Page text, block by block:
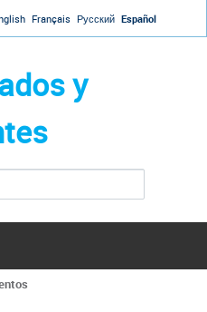
Français Русский Español
y